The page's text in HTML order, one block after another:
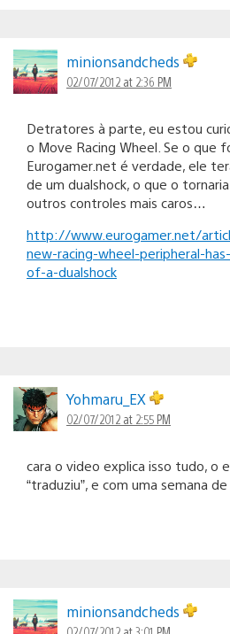
minionsandcheds
02/07/2012 at 2:36 PM
Detratores à parte, eu estou
o Move Racing Wheel. Se o que
Eurogamer.net é verdade, ele
de um dualshock, o que o
outros controles mais caros…
http://www.eurogamer.net/
new-racing-wheel-peripheral-
of-a-dualshock
Yohmaru_EX
02/07/2012 at 2:55 PM
cara o video explica isso tudo, o
“traduziu”, e com uma semana
minionsandcheds